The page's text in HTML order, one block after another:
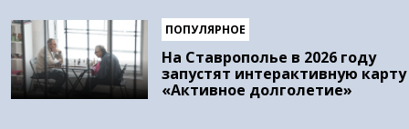
ПОПУЛЯРНОЕ
На Ставрополье в 2026 году
запустят интерактивную карту
«Активное долголетие»